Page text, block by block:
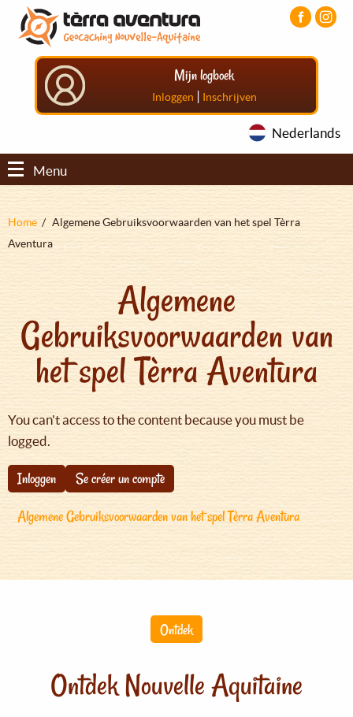
Overslaan
naar
Aller
menu
principal
Aller
pied
Mijn logboek
Inloggen | Inschrijven
Nederlands
Menu
Kruimelpad
Home
Algemene Gebruiksvoorwaarden van het spel Tèrra
Aventura
Algemene
Gebruiksvoorwaarden van
het spel Tèrra Aventura
You can't access to the content because you must be
logged.
Inloggen
Se créer un compte
Algemene Gebruiksvoorwaarden van het spel Tèrra Aventura
Ontdek
Ontdek Nouvelle Aquitaine